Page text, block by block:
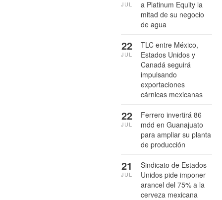
a Platinum Equity la
mitad de su negocio
de agua
JUL
TLC entre México,
Estados Unidos y
Canadá seguirá
impulsando
exportaciones
cárnicas mexicanas
22
JUL
Ferrero invertirá 86
mdd en Guanajuato
para ampliar su planta
de producción
22
JUL
Sindicato de Estados
Unidos pide imponer
arancel del 75% a la
cerveza mexicana
21
JUL